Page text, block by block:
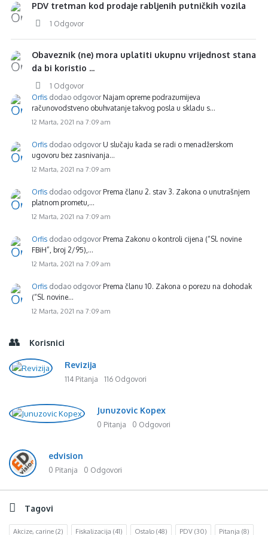
PDV tretman kod prodaje rabljenih putničkih vozila
1 Odgovor
Obaveznik (ne) mora uplatiti ukupnu vrijednost stana
da bi koristio ...
1 Odgovor
Orfis dodao odgovor Najam opreme podrazumijeva
računovodstveno obuhvatanje takvog posla u skladu s…
12 Marta, 2021 na 7:09 am
Orfis dodao odgovor U slučaju kada se radi o menadžerskom
ugovoru bez zasnivanja…
12 Marta, 2021 na 7:09 am
Orfis dodao odgovor Prema članu 2. stav 3. Zakona o unutrašnjem
platnom prometu,…
12 Marta, 2021 na 7:09 am
Orfis dodao odgovor Prema Zakonu o kontroli cijena (“Sl. novine
FBiH”, broj 2/95),…
12 Marta, 2021 na 7:09 am
Orfis dodao odgovor Prema članu 10. Zakona o porezu na dohodak
(“Sl. novine…
12 Marta, 2021 na 7:09 am
Korisnici
Revizija
114 Pitanja 116 Odgovori
Junuzovic Kopex
0 Pitanja 0 Odgovori
edvision
0 Pitanja 0 Odgovori
Tagovi
Akcize, carine (2) Fiskalizacija (41) Ostalo (48) PDV (30) Pitanja (8)